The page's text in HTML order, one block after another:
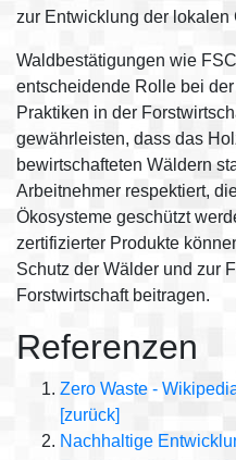
zur Entwicklung der lokalen
Waldbestätigungen wie
entscheidende Rolle bei
Praktiken in der
gewährleisten, dass das
bewirtschafteten Wäldern
Arbeitnehmer respektiert,
Ökosysteme geschützt
zertifizierter Produkte
Schutz der Wälder und zur
Forstwirtschaft beitragen.
Referenzen
Zero Waste -
[zurück]
Nachhaltige